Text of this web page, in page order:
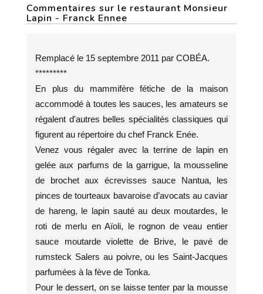
Commentaires sur le restaurant Monsieur
Lapin - Franck Ennee
Remplacé le 15 septembre 2011 par COBÉA.
*********
En plus du mammifère fétiche de la maison
accommodé à toutes les sauces, les amateurs se
régalent d'autres belles spécialités classiques qui
figurent au répertoire du chef Franck Enée.
Venez vous régaler avec la terrine de lapin en
gelée aux parfums de la garrigue, la mousseline
de brochet aux écrevisses sauce Nantua, les
pinces de tourteaux bavaroise d’avocats au caviar
de hareng, le lapin sauté au deux moutardes, le
roti de merlu en Aïoli, le rognon de veau entier
sauce moutarde violette de Brive, le pavé de
rumsteck Salers au poivre, ou les Saint-Jacques
parfumées à la fève de Tonka.
Pour le dessert, on se laisse tenter par la mousse